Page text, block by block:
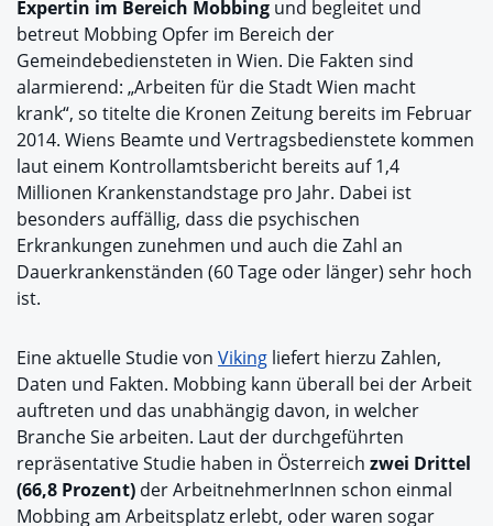
Expertin im Bereich Mobbing und begleitet und
betreut Mobbing Opfer im Bereich der
Gemeindebediensteten in Wien. Die Fakten sind
alarmierend: „Arbeiten für die Stadt Wien macht
krank“, so titelte die Kronen Zeitung bereits im Februar
2014. Wiens Beamte und Vertragsbedienstete kommen
laut einem Kontrollamtsbericht bereits auf 1,4
Millionen Krankenstandstage pro Jahr. Dabei ist
besonders auffällig, dass die psychischen
Erkrankungen zunehmen und auch die Zahl an
Dauerkrankenständen (60 Tage oder länger) sehr hoch
ist.
Eine aktuelle Studie von Viking liefert hierzu Zahlen,
Daten und Fakten. Mobbing kann überall bei der Arbeit
auftreten und das unabhängig davon, in welcher
Branche Sie arbeiten. Laut der durchgeführten
repräsentative Studie haben in Österreich zwei Drittel
(66,8 Prozent) der ArbeitnehmerInnen schon einmal
Mobbing am Arbeitsplatz erlebt, oder waren sogar